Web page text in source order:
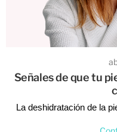
Señales de que tu
La deshidratación de la